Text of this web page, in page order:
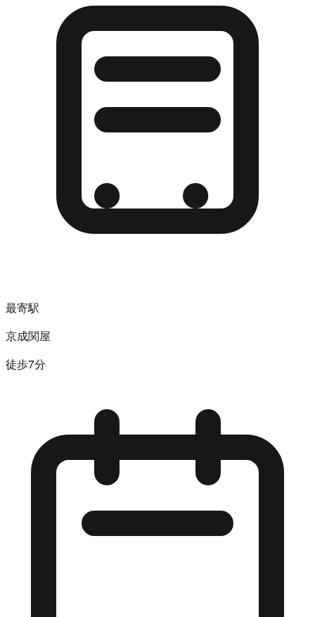
最寄駅
京成関屋
徒歩7分